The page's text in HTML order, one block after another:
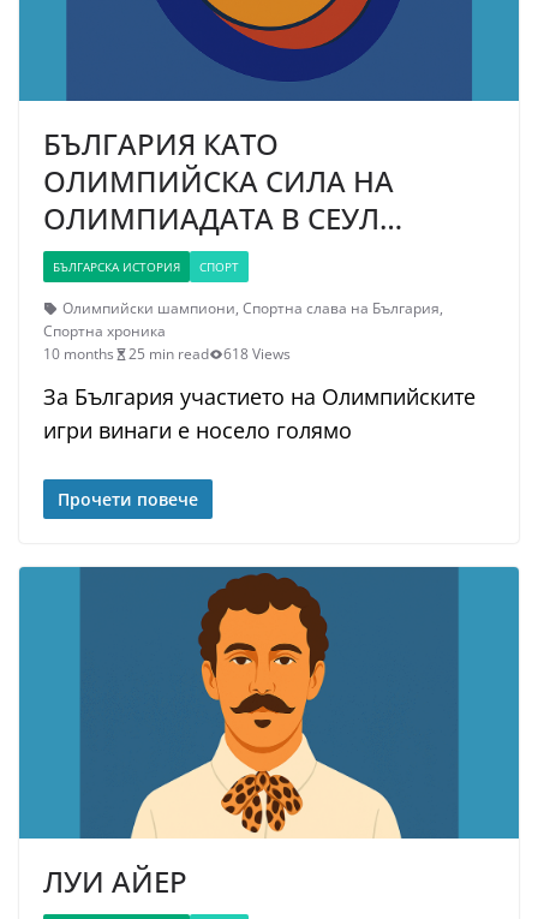
БЪЛГАРИЯ КАТО
ОЛИМПИЙСКА СИЛА НА
ОЛИМПИАДАТА В СЕУЛ…
БЪЛГАРСКА ИСТОРИЯ СПОРТ
Олимпийски шампиони, Спортна слава на България,
Спортна хроника
10 months
25 min read 618 Views
За България участието на Олимпийските
игри винаги е носело голямо
Прочети повече
ЛУИ АЙЕР